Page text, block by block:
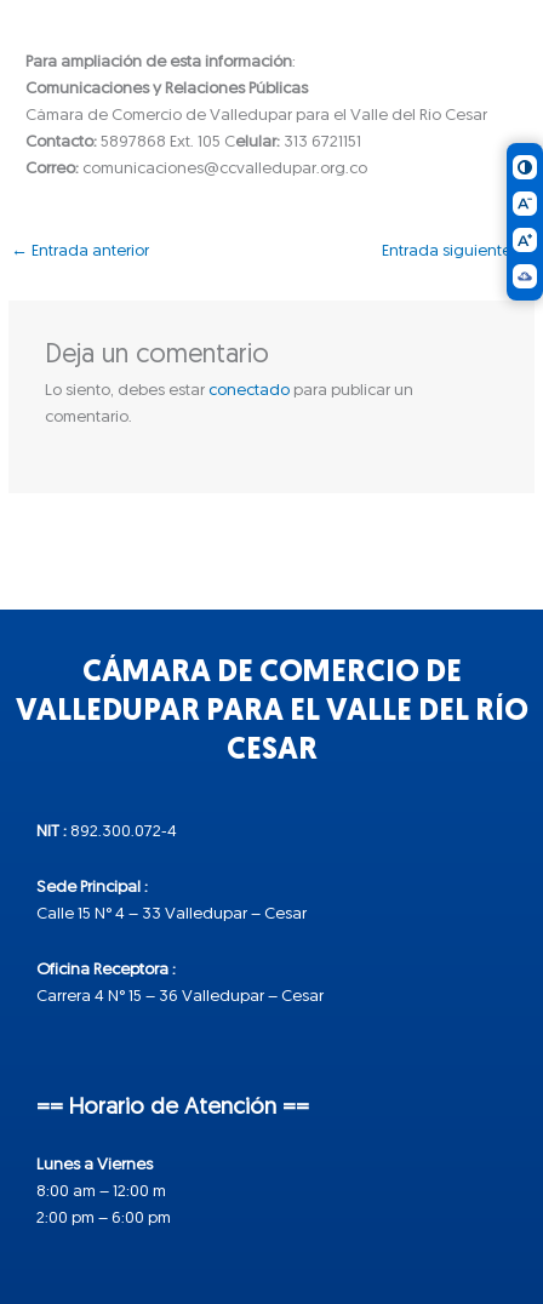
Para ampliación de esta información:
Comunicaciones y Relaciones Públicas
Cámara de Comercio de Valledupar para el Valle del Río Cesar
Contacto: 5897868 Ext. 105 Celular: 313 6721151
Correo: comunicaciones@ccvalledupar.org.co
← Entrada anterior Entrada siguiente→
Deja un comentario
Lo siento, debes estar conectadopara publicar un
comentario.
CÁMARA DE COMERCIO DE
VALLEDUPAR PARA EL VALLE DEL RÍO
CESAR
NIT : 892.300.072-4
Sede Principal :
Calle 15 N° 4 – 33 Valledupar – Cesar
Oficina Receptora :
Carrera 4 N° 15 – 36 Valledupar – Cesar
== Horario de Atención ==
Lunes a Viernes
8:00 am – 12:00 m
2:00 pm – 6:00 pm